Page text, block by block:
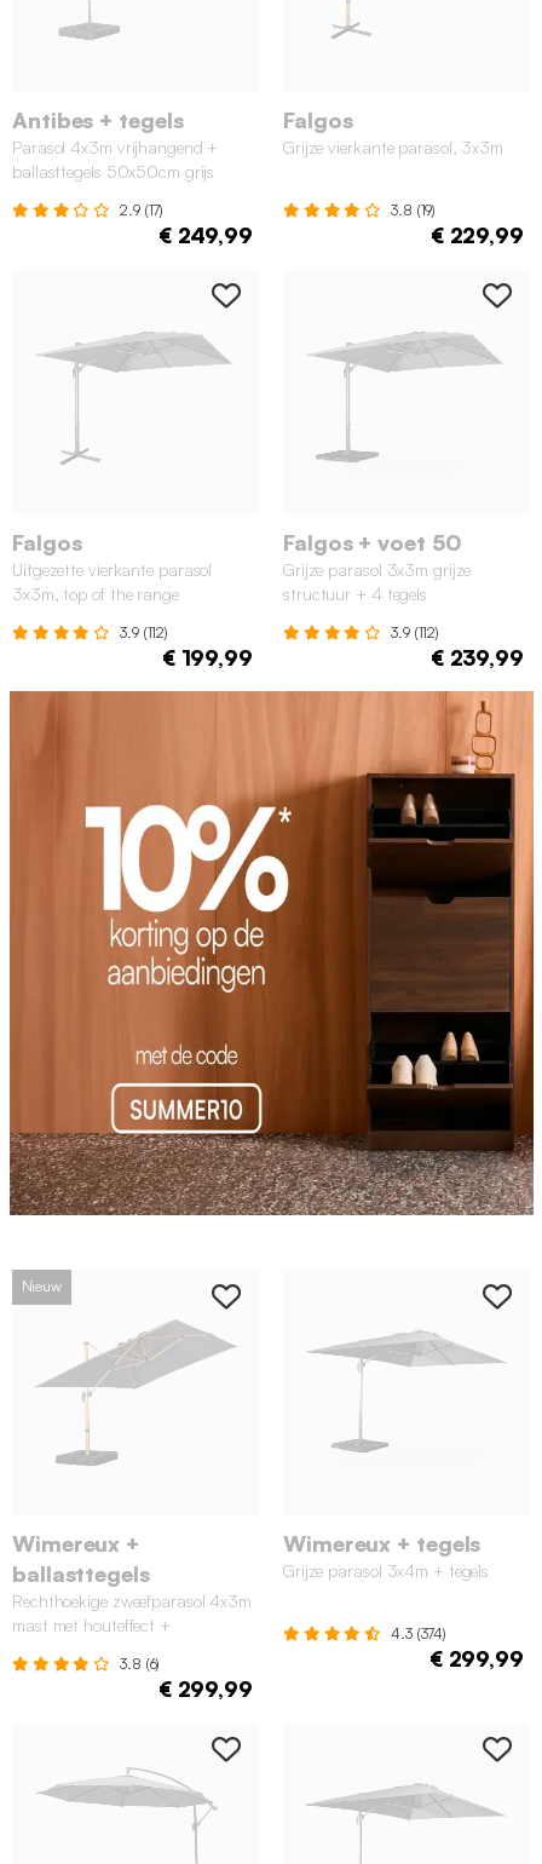
Antibes + tegels
Parasol 4x3m vrijhangend +
ballasttegels 50x50cm grijs
2.9 (17)
€ 249,99
Falgos
Grijze vierkante parasol, 3x3m
3.8 (19)
€ 229,99
Falgos
Uitgezette vierkante parasol
3x3m, top of the range
3.9 (112)
€ 199,99
Falgos + voet 50
Grijze parasol 3x3m grijze
structuur + 4 tegels
3.9 (112)
€ 239,99
Nieuw
Wimereux +
ballasttegels
Rechthoekige zweefparasol 4x3m
mast met houteffect +
3.8 (6)
€ 299,99
Wimereux + tegels
Grijze parasol 3x4m + tegels
4.3 (374)
€ 299,99